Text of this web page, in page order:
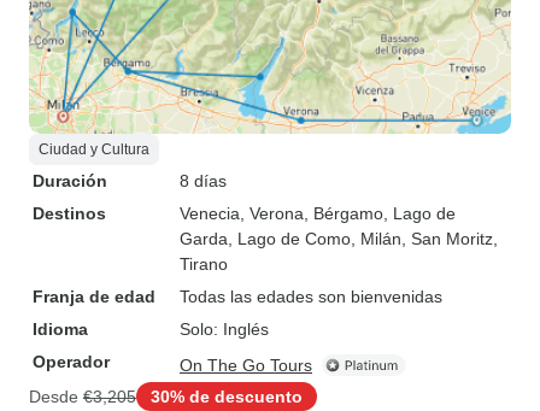
Ciudad y Cultura
Duración
8 días
Destinos
Venecia , Verona , Bérgamo , Lago de
Garda , Lago de Como , Milán , San Moritz
Tirano
Franja de edad
Todas las edades son bienvenidas
Idioma
Solo: Inglés
Operador
On The Go Tours
Desde €3,205 30% de descuento